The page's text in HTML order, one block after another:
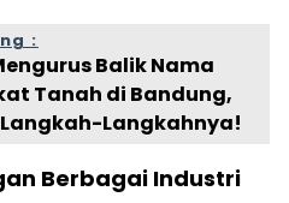
:
Balik Nama
Tanah di Bandung,
Langkahnya!
Berbagai Industri